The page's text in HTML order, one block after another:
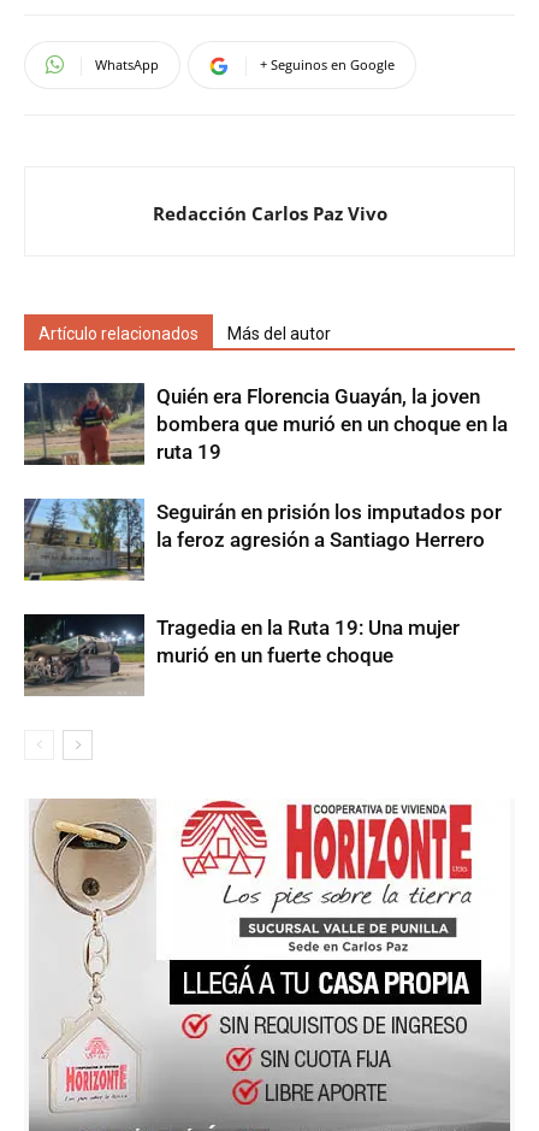
WhatsApp + Seguinos en Google
Redacción Carlos Paz Vivo
Artículo relacionados Más del autor
Quién era Florencia Guayán, la joven
bombera que murió en un choque en la
ruta 19
Seguirán en prisión los imputados por
la feroz agresión a Santiago Herrero
Tragedia en la Ruta 19: Una mujer
murió en un fuerte choque